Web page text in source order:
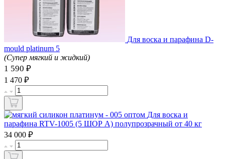
Для воска и парафина D-
mould platinum 5
(Супер мягкий и жидкий)
1 590 ₽
1 470 ₽
Для воска и
парафина RTV-1005 (5 ШОР А) полупрозрачный от 40 кг
34 000 ₽